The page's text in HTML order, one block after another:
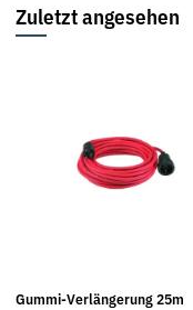
Zuletzt angesehen
Gummi-Verlängerung 25m